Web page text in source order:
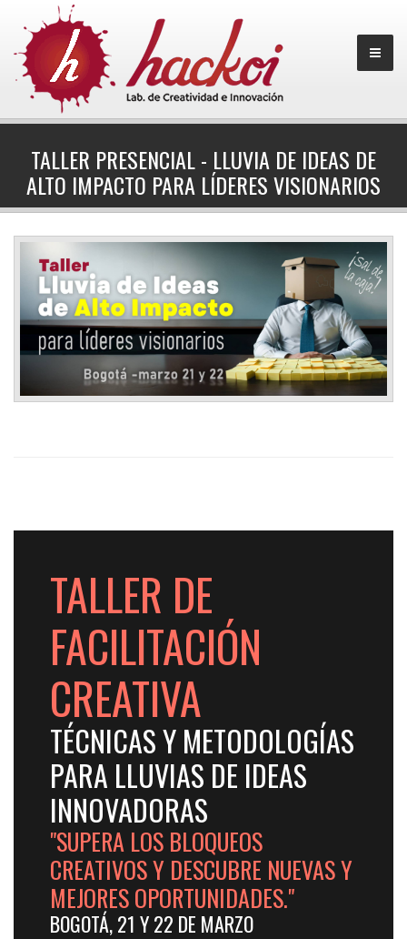
TALLER PRESENCIAL - LLUVIA DE IDEAS DE
ALTO IMPACTO PARA LÍDERES VISIONARIOS
TALLER DE
FACILITACIÓN
CREATIVA
TÉCNICAS Y METODOLOGÍAS
PARA LLUVIAS DE IDEAS
INNOVADORAS
"SUPERA LOS BLOQUEOS
CREATIVOS Y DESCUBRE NUEVAS Y
MEJORES OPORTUNIDADES."
BOGOTÁ, 21 Y 22 DE MARZO